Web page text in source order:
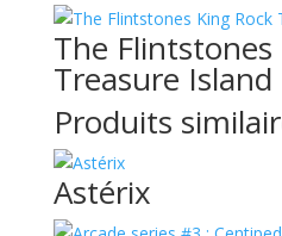
The Flintstones
Treasure Island
Produits
Astérix